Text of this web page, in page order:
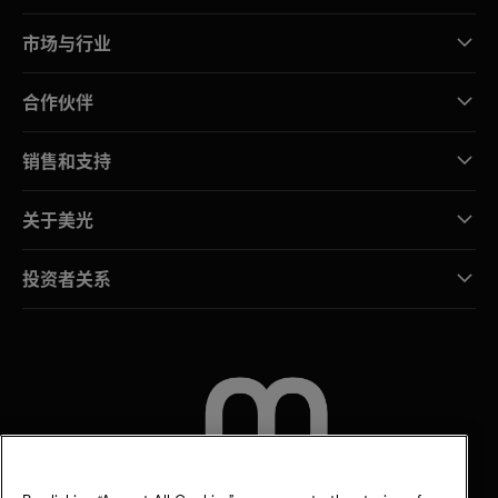
市场与行业
合作伙伴
销售和支持
关于美光
投资者关系